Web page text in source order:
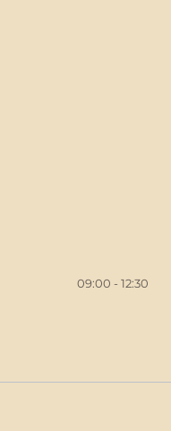
09:00 - 12:30